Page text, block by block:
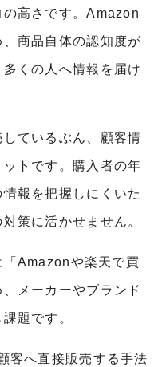
高さです。Amazon
商品自体の認知度が
くの人へ情報を届け
ているぶん、顧客情
トです。購入者の年
報を把握しにくいた
策に活かせません。
「Amazonや楽天で買
メーカーやブランド
題です。
客へ直接販売する手法